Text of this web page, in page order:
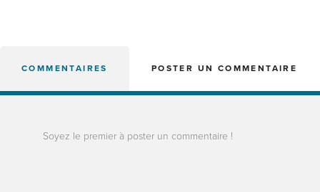
COMMENTAIRES POSTER UN COMMENTAIRE
Soyez le premier à poster un commentaire !